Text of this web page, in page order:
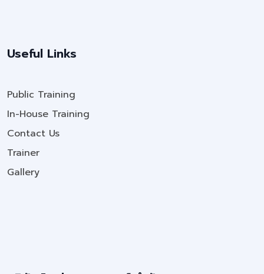
Useful Links
Public Training
In-House Training
Contact Us
Trainer
Gallery